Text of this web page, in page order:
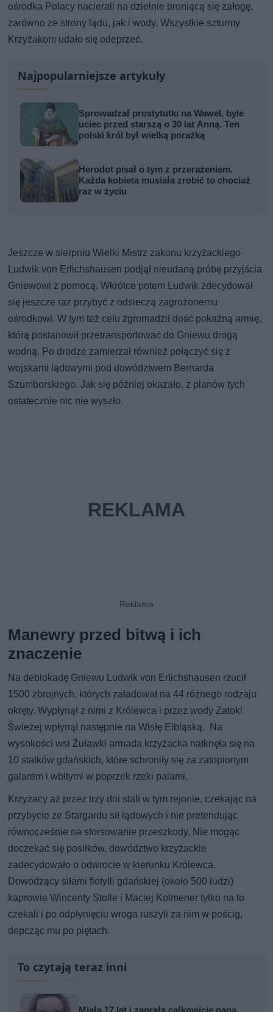
ośrodka Polacy nacierali na dzielnie broniącą się załogę,
zarówno ze strony lądu, jak i wody. Wszystkie szturmy
Krzyżakom udało się odeprzeć.
Najpopularniejsze artykuły
Sprowadzał prostytutki na Wawel, byle
uciec przed starszą o 30 lat Anną. Ten
polski król był wielką porażką
Herodot pisał o tym z przerażeniem.
Każda kobieta musiała zrobić to chociaż
raz w życiu
Jeszcze w sierpniu Wielki Mistrz zakonu krzyżackiego
Ludwik von Erlichshausen podjął nieudaną próbę przyjścia
Gniewowi z pomocą. Wkrótce potem Ludwik zdecydował
się jeszcze raz przybyć z odsieczą zagrożonemu
ośrodkowi. W tym też celu zgromadził dość pokaźną armię,
którą postanowił przetransportować do Gniewu drogą
wodną. Po drodze zamierzał również połączyć się z
wojskami lądowymi pod dowództwem Bernarda
Szumborskiego. Jak się później okazało, z planów tych
ostatecznie nic nie wyszło.
Manewry przed bitwą i ich
znaczenie
Na deblokadę Gniewu Ludwik von Erlichshausen rzucił
1500 zbrojnych, których załadował na 44 różnego rodzaju
okręty. Wypłynął z nimi z Królewca i przez wody Zatoki
Świeżej wpłynął następnie na Wisłę Elbląską. Na
wysokości wsi Żuławki armada krzyżacka natknęła się na
10 statków gdańskich, które schroniły się za zatopionym
galarem i wbitymi w poprzek rzeki palami.
Krzyżacy aż przez trzy dni stali w tym rejonie, czekając na
przybycie ze Stargardu sił lądowych i nie pretendując
równocześnie na sforsowanie przeszkody. Nie mogąc
doczekać się posiłków, dowództwo krzyżackie
zadecydowało o odwrocie w kierunku Królewca.
Dowodzący siłami flotylli gdańskiej (około 500 ludzi)
kaprowie Wincenty Stolle i Maciej Kolmener tylko na to
czekali i po odpłynięciu wroga ruszyli za nim w pościg,
depcząc mu po piętach.
To czytają teraz inni